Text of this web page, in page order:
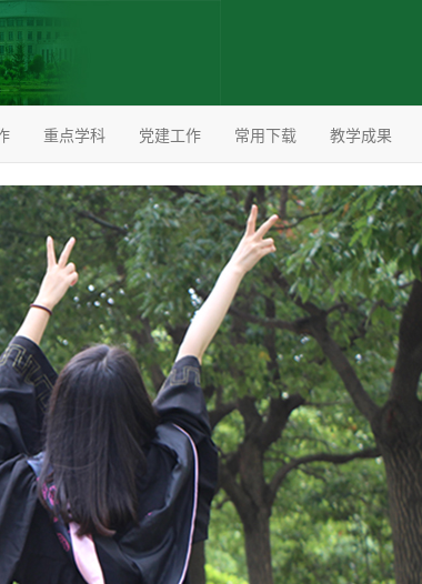
重点学科 党建工作 常用下载 教学成果